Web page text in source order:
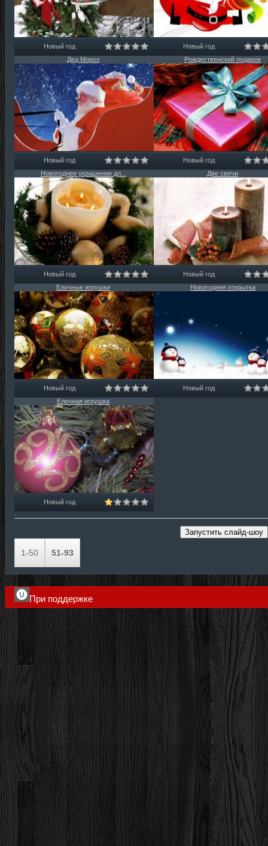
Новый год
Новый год
Дед Мороз
Новый год
Рождественский подарок
Новый год
Новогоднее украшение дл...
Новый год
Две свечи
Новый год
Елочные игрушки
Новый год
Новогодняя открытка
Новый год
Елочная игрушка
Новый год
1-50 51-93
При поддержке